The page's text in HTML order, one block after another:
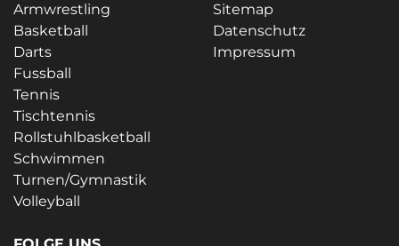
Armwrestling
Basketball
Darts
Fussball
Tennis
Tischtennis
Rollstuhlbasketball
Schwimmen
Turnen/Gymnastik
Volleyball
Sitemap
Datenschutz
Impressum